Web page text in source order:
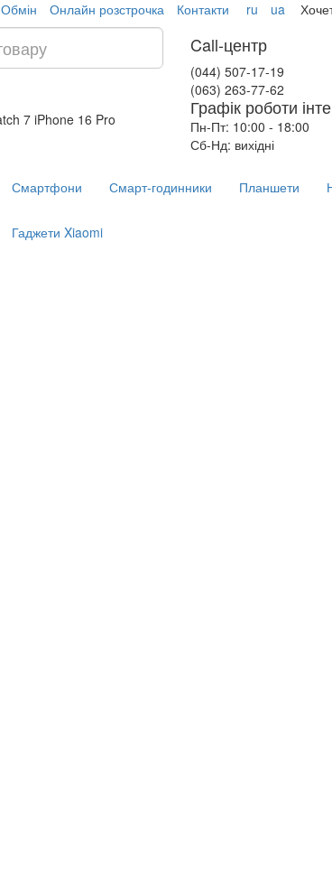
Онлайн розстрочка Контакти ru ua
7 iPhone 16 Pro
Call-центр
(044) 507-17-19
(063) 263-77-62
Графік роботи
Пн-Пт: 10:00 - 18:00
Сб-Нд: вихідні
Смартфони Смарт-годинники Планшети
Гаджети Xiaomi